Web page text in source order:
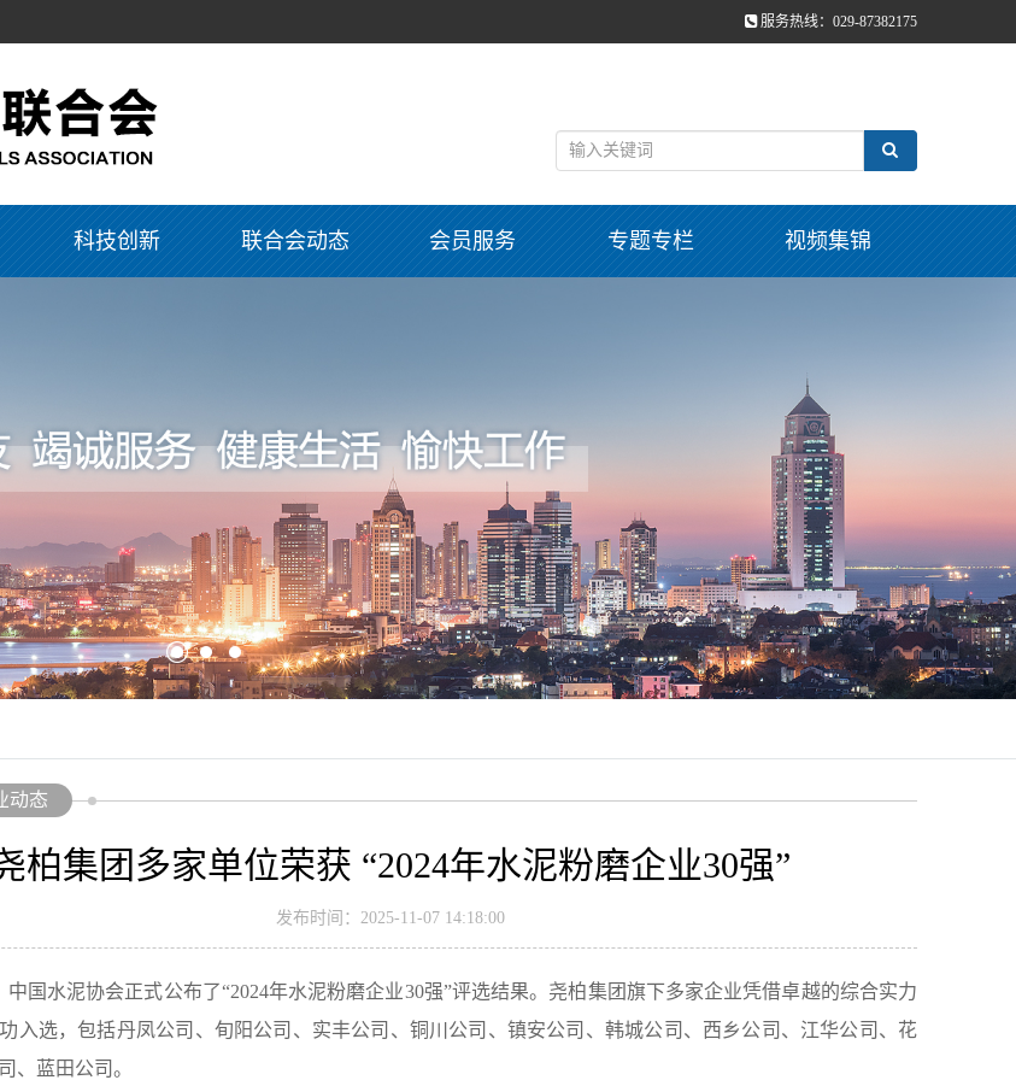
服务热线：029-87382175
科技创新 联合会动态 会员服务 专题专栏 视频集锦
动态
柏集团多家单位荣获 “2024年水泥粉磨企业30强”
发布时间：2025-11-07 14:18:00
国水泥协会正式公布了“2024年水泥粉磨企业30强”评选结果。尧柏集团旗下多家企业凭借卓越的综合实力
入选，包括丹凤公司、旬阳公司、实丰公司、铜川公司、镇安公司、韩城公司、西乡公司、江华公司、花
、蓝田公司。